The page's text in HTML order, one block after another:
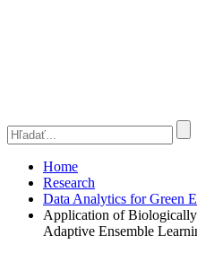
Home
Research
Data Analytics for Green
Application of
Adaptive Ensemble